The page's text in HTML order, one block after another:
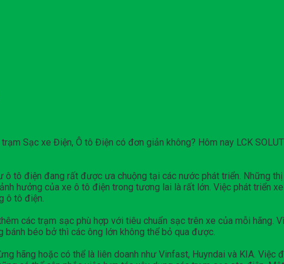
Sạc xe Điện, Ô tô Điện có đơn giản không? Hôm nay LCK
tô điện đang rất được ưa chuộng tại các nước phát triển. Những
hưởng của xe ô tô điện trong tương lai là rất lớn. Việc phát triển
ô tô điện.
các trạm sạc phù hợp với tiêu chuẩn sạc trên xe của mỗi hãng.
béo bở thì các ông lớn không thể bỏ qua được.
hãng hoặc có thể là liên doanh như Vinfast, Huyndai và KIA.